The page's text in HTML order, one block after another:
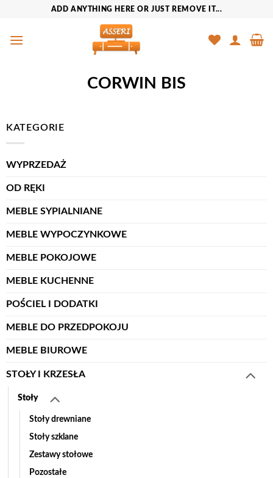
zawartości
ADD ANYTHING HERE OR JUST REMOVE IT...
CORWIN BIS
KATEGORIE
WYPRZEDAŻ
OD RĘKI
MEBLE SYPIALNIANE
MEBLE WYPOCZYNKOWE
MEBLE POKOJOWE
MEBLE KUCHENNE
POŚCIEL I DODATKI
MEBLE DO PRZEDPOKOJU
MEBLE BIUROWE
STOŁY I KRZESŁA
Stoły
Stoły drewniane
Stoły szklane
Zestawy stołowe
Pozostałe